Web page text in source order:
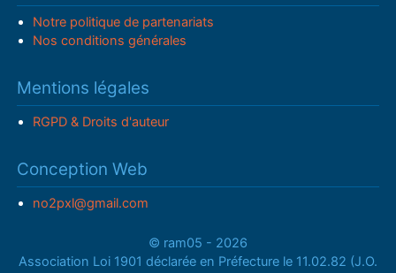
Notre politique de partenariats
Nos conditions générales
Mentions légales
RGPD & Droits d'auteur
Conception Web
no2pxl@gmail.com
© ram05 - 2026
Association Loi 1901 déclarée en Préfecture le 11.02.82 (J.O.